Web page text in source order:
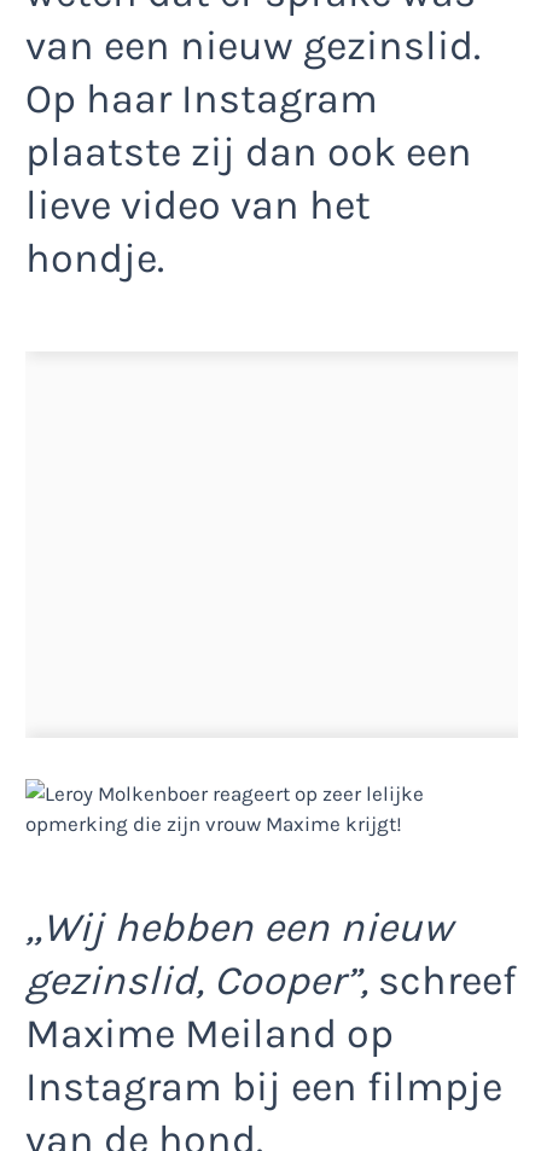
van een nieuw gezinslid.
Op haar Instagram
plaatste zij dan ook een
lieve video van het
hondje.
,,Wij hebben een nieuw
gezinslid, Cooper”, schreef
Maxime Meiland op
Instagram bij een filmpje
van de hond.